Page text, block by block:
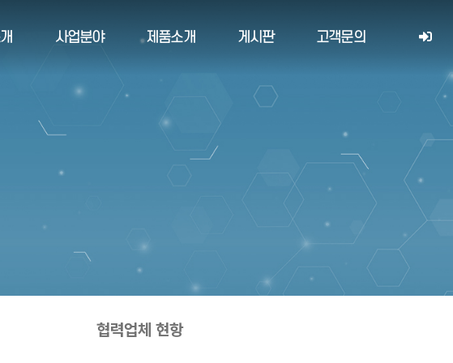
사업분야 제품소개 게시판 고객문의
협력업체 현항